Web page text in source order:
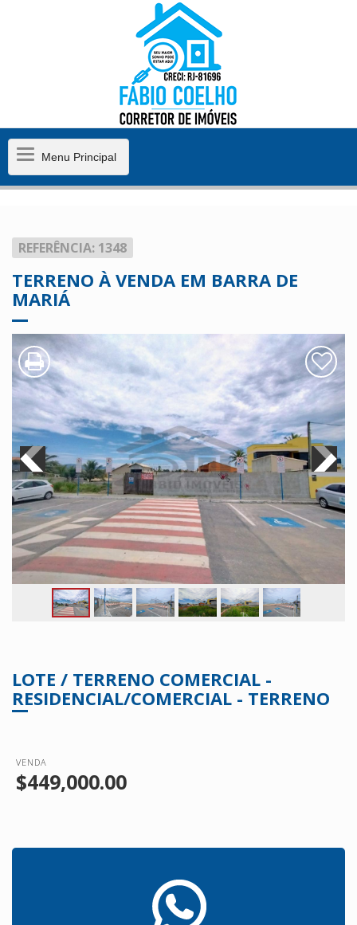
MenuMenu Principal
REFERÊNCIA: 1348
TERRENO À VENDA EM BARRA DE
MARIÁ
LOTE / TERRENO COMERCIAL -
RESIDENCIAL/COMERCIAL - TERRENO
VENDA
$449,000.00